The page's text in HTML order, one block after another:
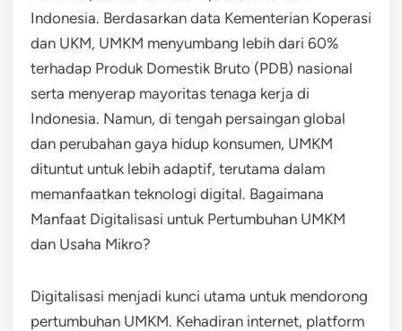
Indonesia. Berdasarkan data Kementerian Koperasi
dan UKM, UMKM menyumbang lebih dari 60%
terhadap Produk Domestik Bruto (PDB) nasional
serta menyerap mayoritas tenaga kerja di
Indonesia. Namun, di tengah persaingan global
dan perubahan gaya hidup konsumen, UMKM
dituntut untuk lebih adaptif, terutama dalam
memanfaatkan teknologi digital. Bagaimana
Manfaat Digitalisasi untuk Pertumbuhan UMKM
dan Usaha Mikro?
Digitalisasi menjadi kunci utama untuk mendorong
pertumbuhan UMKM. Kehadiran internet, platform